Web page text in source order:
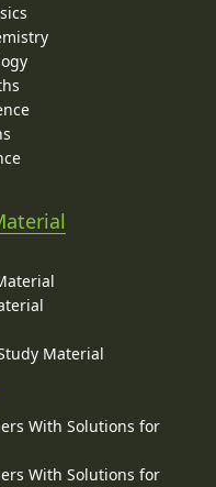
Material
With Solutions for
With Solutions for